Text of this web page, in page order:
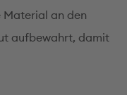
Material an den
aufbewahrt, damit